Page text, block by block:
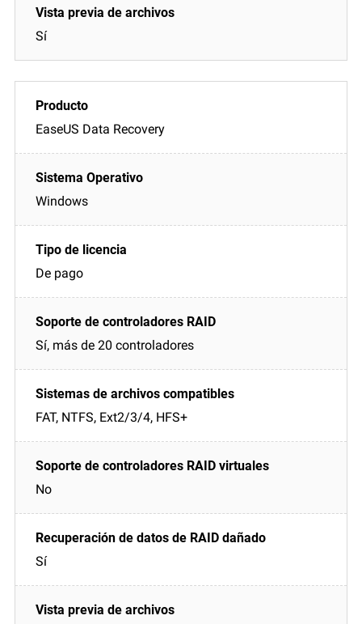
Sí
EaseUS Data Recovery
Windows
De pago
Sí, más de 20 controladores
FAT, NTFS, Ext2/3/4, HFS+
No
Sí